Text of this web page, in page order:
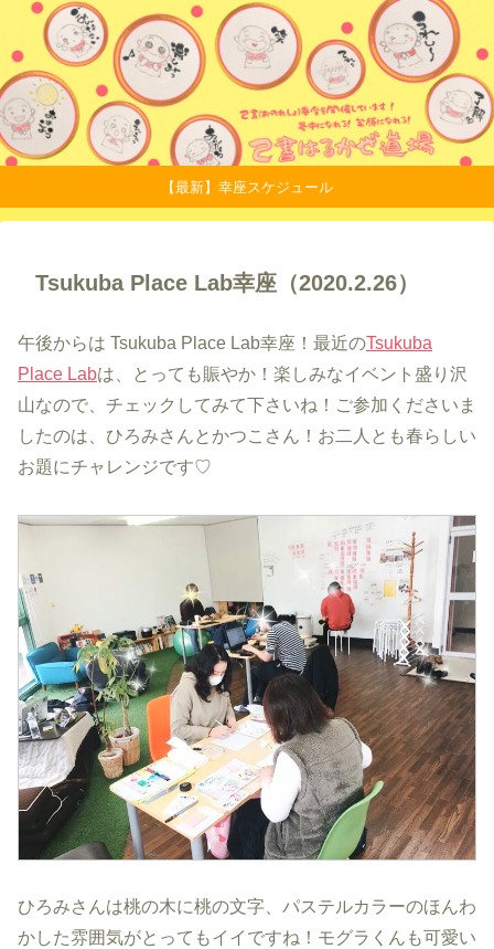
【最新】幸座スケジュール
Tsukuba Place Lab幸座（2020.2.26）
午後からは Tsukuba Place Lab幸座！最近のTsukuba
Place Labは、とっても賑やか！楽しみなイベント盛り沢
山なので、チェックしてみて下さいね！ご参加くださいま
したのは、ひろみさんとかつこさん！お二人とも春らしい
お題にチャレンジです♡
ひろみさんは桃の木に桃の文字、パステルカラーのほんわ
かした雰囲気がとってもイイですね！モグラくんも可愛い